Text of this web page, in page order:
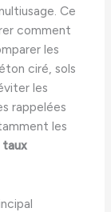
Ce
comment
les
ciré, sols
les
rappelées
les
taux